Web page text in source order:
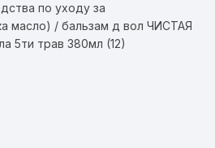
по уходу за
масло) / бальзам д вол ЧИСТАЯ
5ти трав 380мл (12)